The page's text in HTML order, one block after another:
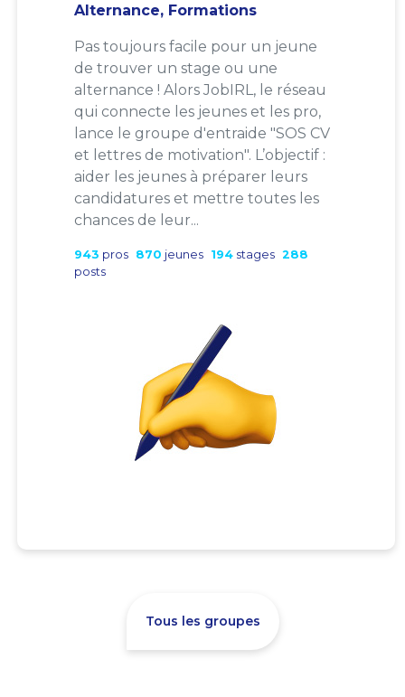
Alternance, Formations
Pas toujours facile pour un jeune
de trouver un stage ou une
alternance ! Alors JobIRL, le réseau
qui connecte les jeunes et les pro,
lance le groupe d'entraide "SOS CV
et lettres de motivation". L’objectif :
aider les jeunes à préparer leurs
candidatures et mettre toutes les
chances de leur...
943 pros 870 jeunes 194 stages 288
posts
Tous les groupes